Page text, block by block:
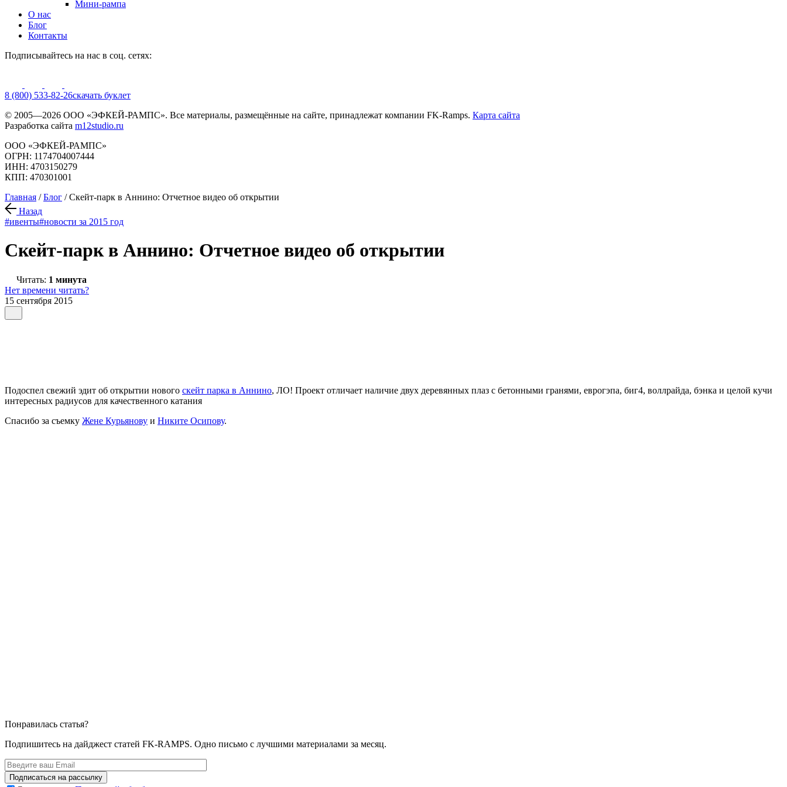
Мини-рампа
О нас
Блог
Контакты
Подписывайтесь на нас в соц. сетях:
8 (800) 533-82-26cкачать буклет
© 2005—2026 ООО «ЭФКЕЙ-РАМПС». Все материалы, размещённые на сайте, принадлежат компании FK-Ramps. Карта сайта
Разработка сайта m12studio.ru
ООО «ЭФКЕЙ-РАМПС»
ОГРН: 1174704007444
ИНН: 4703150279
КПП: 470301001
Главная /Блог /Скейт-парк в Аннино: Отчетное видео об открытии
Назад
#ивенты#новости за 2015 год
Скейт-парк в Аннино: Отчетное видео об открытии
Читать: 1 минута
Нет времени читать?
15 сентября 2015
Подоспел свежий эдит об открытии нового скейт парка в Аннино, ЛО! Проект отличает наличие двух деревянных плаз с бетонными гранями, еврогэпа, биг4, воллрайда, бэнка и целой кучи
интересных радиусов для качественного катания
Спасибо за съемку Жене Курьянову и Никите Осипову.
Понравилась статья?
Подпишитесь на дайджест статей FK-RAMPS. Одно письмо с лучшими материалами за месяц.